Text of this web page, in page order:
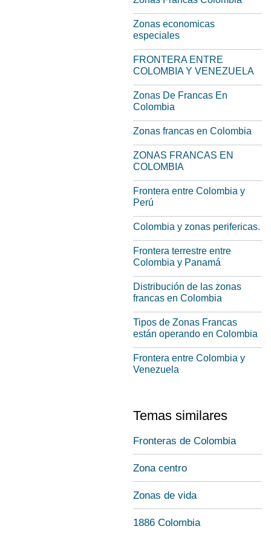
Zonas economicas
especiales
FRONTERA ENTRE
COLOMBIA Y VENEZUELA
Zonas De Francas En
Colombia
Zonas francas en Colombia
ZONAS FRANCAS EN
COLOMBIA
Frontera entre Colombia y
Perú
Colombia y zonas perifericas.
Frontera terrestre entre
Colombia y Panamá
Distribución de las zonas
francas en Colombia
Tipos de Zonas Francas
están operando en Colombia
Frontera entre Colombia y
Venezuela
Temas similares
Fronteras de Colombia
Zona centro
Zonas de vida
1886 Colombia